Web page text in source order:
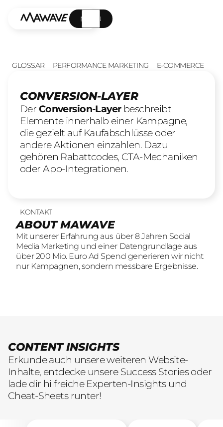
MENÜ
GLOSSAR PERFORMANCE MARKETING E-COMMERCE
CONVERSION-LAYER
Der Conversion-Layerbeschreibt
Elemente innerhalb einer Kampagne,
die gezielt auf Kaufabschlüsse oder
andere Aktionen einzahlen. Dazu
gehören Rabattcodes, CTA-Mechaniken
oder App-Integrationen.
KONTAKT
ABOUT MAWAVE
Mit unserer Erfahrung aus über 8 Jahren Social
Media Marketing und einer Datengrundlage aus
über 200 Mio. Euro Ad Spend generieren wir nicht
nur Kampagnen, sondern messbare Ergebnisse.
UNSERE LEISTUNGEN
SOCIAL LEAD AGENTUR
Mit unserer Erfahrung aus über 8 Jahren Social
Media Marketing und einer Datengrundlage aus
über 200 Mio. Euro Ad Spend generieren wir nicht
nur Kampagnen, sondern messbare Ergebnisse.
23 offene Stellen
KOMM INS
TEAM
Wir sind auf der Suche nach motivierten und
engagierten Menschen, die mit kreativen Ideen
und LeidenschaftConsumer Brands auf Social
CONTENT INSIGHTS
Erkunde auch unsere weiteren Website-
Inhalte, entdecke unsere Success Stories oder
lade dir hilfreiche Experten-Insights und
Cheat-Sheets runter!